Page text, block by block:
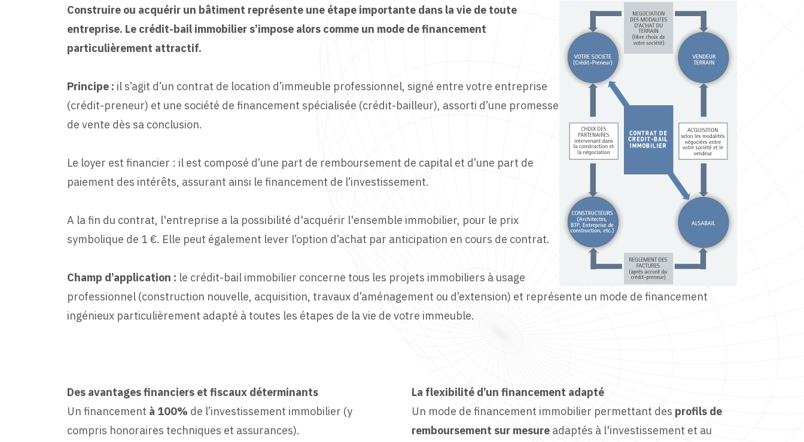
Construire ou acquérir un bâtiment représente une étape importante dans la vie de toute
entreprise. Le crédit-bail immobilier s’impose alors comme un mode de financement
particulièrement attractif.
Principe : il s’agit d’un contrat de location d’immeuble professionnel, signé entre votre entreprise
(crédit-preneur) et une société de financement spécialisée (crédit-bailleur), assorti d’une promesse
de vente dès sa conclusion.
Le loyer est financier : il est composé d’une part de remboursement de capital et d’une part de
paiement des intérêts, assurant ainsi le financement de l’investissement.
A la fin du contrat, l'entreprise a la possibilité d'acquérir l'ensemble immobilier, pour le prix
symbolique de 1 €. Elle peut également lever l’option d’achat par anticipation en cours de contrat.
Champ d’application : le crédit-bail immobilier concerne tous les projets immobiliers à usage
professionnel (construction nouvelle, acquisition, travaux d’aménagement ou d’extension) et représente un mode de financement
ingénieux particulièrement adapté à toutes les étapes de la vie de votre immeuble.
Des avantages financiers et fiscaux déterminants
Un financement à 100% de l’investissement immobilier (y
compris honoraires techniques et assurances).
La flexibilité d’un financement adapté
Un mode de financement immobilier permettant des profils de
remboursement sur mesure adaptés à l'investissement et au